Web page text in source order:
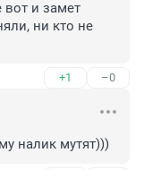
вот и замет
ни кто не
+1 –0
налик мутят)))